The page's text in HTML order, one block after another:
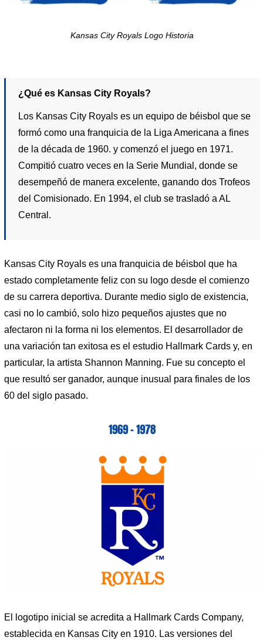
Kansas City Royals Logo Historia
¿Qué es Kansas City Royals?
Los Kansas City Royals es un equipo de béisbol que se
formó como una franquicia de la Liga Americana a fines
de la década de 1960. y comenzó el juego en 1971.
Compitió cuatro veces en la Serie Mundial, donde se
desempeñó de manera excelente, ganando dos Trofeos
del Comisionado. En 1994, el club se trasladó a AL
Central.
Kansas City Royals es una franquicia de béisbol que ha
estado completamente feliz con su logo desde el comienzo
de su carrera deportiva. Durante medio siglo de existencia,
casi no lo cambió, solo hizo pequeños ajustes que no
afectaron ni la forma ni los elementos. El desarrollador de
una variación tan exitosa es el estudio Hallmark Cards y, en
particular, la artista Shannon Manning. Fue su concepto el
que resultó ser ganador, aunque inusual para finales de los
60 del siglo pasado.
1969 – 1978
El logotipo inicial se acredita a Hallmark Cards Company,
establecida en Kansas City en 1910. Las versiones del